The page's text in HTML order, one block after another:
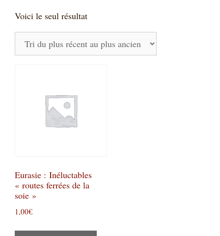
Voici le seul résultat
Eurasie : Inéluctables
« routes ferrées de la
soie »
1,00€